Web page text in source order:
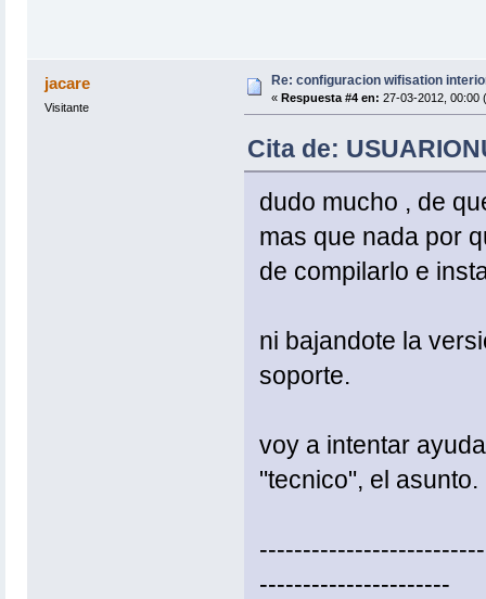
jacare
Visitante
Re: configuracion wifisation
« Respuesta #4 en: 27-03-2012, 00:00
Cita de:
dudo mucho , de
mas que nada por
de compilarlo e
ni bajandote la
soporte.
voy a intentar
"tecnico", el asunto.
----------------------